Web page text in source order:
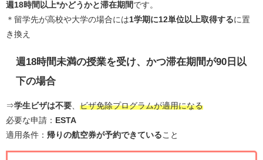
週18時間以上*かどうかと滞在期間 です。
＊留学先が高校や大学の場合には1学期に12単位以上取得するに置
き換え
週18時間未満の授業を受け、かつ滞在期間が90日以
下の場合
⇒学生ビザは不要
ビザ免除プログラムが適用になる
必要な申請：
ESTA
適用条件： 帰りの航空券が予約できている こと